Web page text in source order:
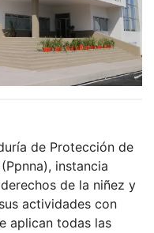
de Protección de
instancia
de la niñez y
actividades con
aplican todas las